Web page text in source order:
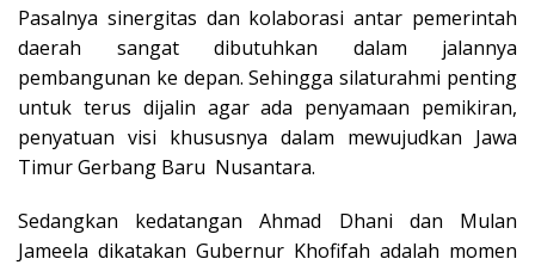
Pasalnya sinergitas dan kolaborasi antar pemerintah
daerah sangat dibutuhkan dalam jalannya
pembangunan ke depan. Sehingga silaturahmi penting
untuk terus dijalin agar ada penyamaan pemikiran,
penyatuan visi khususnya dalam mewujudkan Jawa
Timur Gerbang Baru Nusantara.
Sedangkan kedatangan Ahmad Dhani dan Mulan
Jameela dikatakan Gubernur Khofifah adalah momen